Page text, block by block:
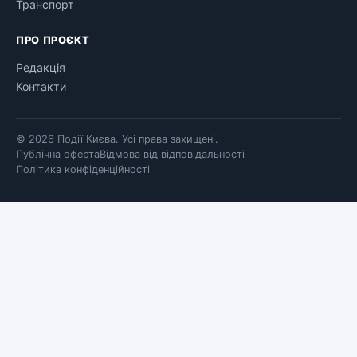
Транспорт
ПРО ПРОЄКТ
Редакція
Контакти
© 2026 Події Києва. Усі права захищені.
Публічна офертаВідмова від відповідальності
Політика конфіденційності